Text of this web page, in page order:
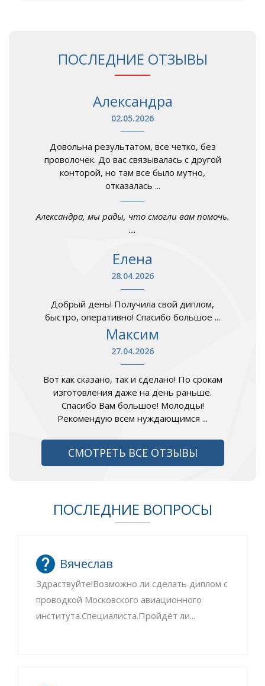
ПОСЛЕДНИЕ ОТЗЫВЫ
Александра
02.05.2026
Довольна результатом, все четко, без
проволочек. До вас связывалась с другой
конторой, но там все было мутно,
отказалась ...
Александра, мы рады, что смогли вам помочь.
...
Елена
28.04.2026
Добрый день! Получила свой диплом,
быстро, оперативно! Спасибо большое ...
Максим
27.04.2026
Вот как сказано, так и сделано! По срокам
изготовления даже на день раньше.
Спасибо Вам большое! Молодцы!
Рекомендую всем нуждающимся ...
СМОТРЕТЬ ВСЕ ОТЗЫВЫ
ПОСЛЕДНИЕ ВОПРОСЫ
Вячеслав
Здраствуйте!Возможно ли сделать диплом с
проводкой Московского авиационного
института.Специалиста.Пройдёт ли...